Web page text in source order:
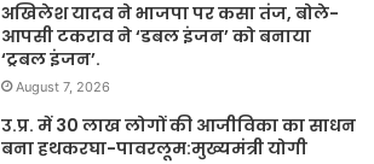
अखिलेश यादव ने भाजपा पर कसा तंज, बोले-
आपसी टकराव ने ‘डबल इंजन’ को बनाया
‘ट्रबल इंजन’.
August 7, 2026
उ.प्र. में 30 लाख लोगों की आजीविका का साधन
बना हथकरघा-पावरलूम:मुख्यमंत्री योगी